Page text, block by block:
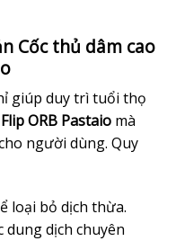
Cốc thủ dâm cao
giúp duy trì tuổi thọ
ORB Pastaio mà
người dùng. Quy
loại bỏ dịch thừa.
dịch chuyên